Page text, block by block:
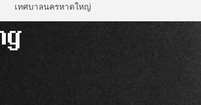
เทศบาลนครหาดใหญ่